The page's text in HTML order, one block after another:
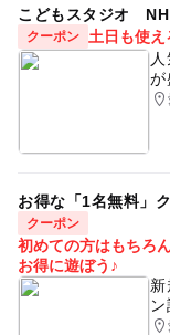
予約はこちらか
春休みワークショ
GWイベント
こどもスタジオ
クーポン
土日も使え
が
お得な「1名無料」
クーポン
初めての方はもちろ
お得に遊ぼう♪